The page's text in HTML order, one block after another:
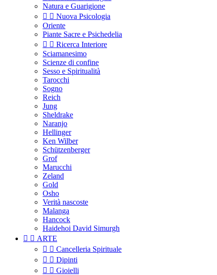
Natura e Guarigione
  Nuova Psicologia
Oriente
Piante Sacre e Psichedelia
  Ricerca Interiore
Sciamanesimo
Scienze di confine
Sesso e Spiritualità
Tarocchi
Sogno
Reich
Jung
Sheldrake
Naranjo
Hellinger
Ken Wilber
Schützenberger
Grof
Marucchi
Zeland
Gold
Osho
Verità nascoste
Malanga
Hancock
Haidehoi David Simurgh
  ARTE
  Cancelleria Spirituale
  Dipinti
  Gioielli